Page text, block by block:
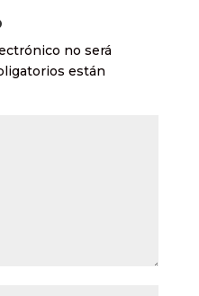
no será
están